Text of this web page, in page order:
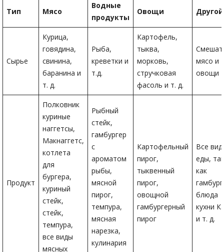
Тип Мясо
Водные
продукты
Овощи Другой
Сырье
Курица,
говядина,
свинина,
баранина и
т. д.
Рыба,
креветки и
т.д.
Картофель,
тыква,
морковь,
стручковая
фасоль и т. д.
мясо и
овощи
Продукт
Полковник
куриные
наггетсы,
Макнаггетс,
котлета
для
бургера,
куриный
стейк,
стейк,
темпура,
все виды
мясных
Рыбный
стейк,
гамбургер
с
ароматом
рыбы,
мясной
пирог,
темпура,
мясная
нарезка,
кулинария
Картофельный
пирог,
тыквенный
пирог,
овощной
гамбургерный
пирог
Все
еды,
как
блюда
кухни
и т. д.